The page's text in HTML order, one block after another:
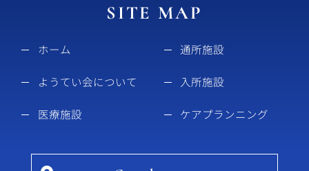
SITE MAP
ホーム 通所施設
ようてい会について 入所施設
医療施設 ケアプランニング